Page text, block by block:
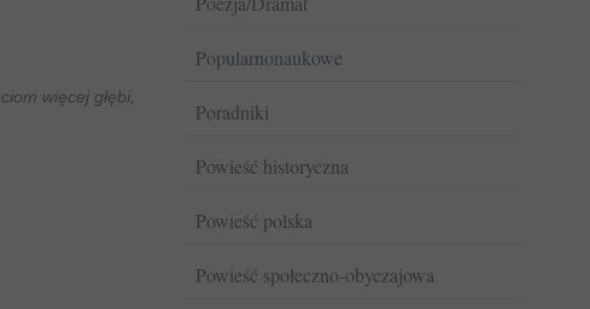
więcej głębi,
Popularnonaukowe
Poradniki
Powieść historyczna
Powieść polska
Powieść społeczno-obyczajowa